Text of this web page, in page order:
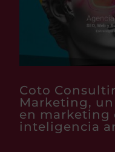
Coto
Marketing,
en marketing
inteligencia